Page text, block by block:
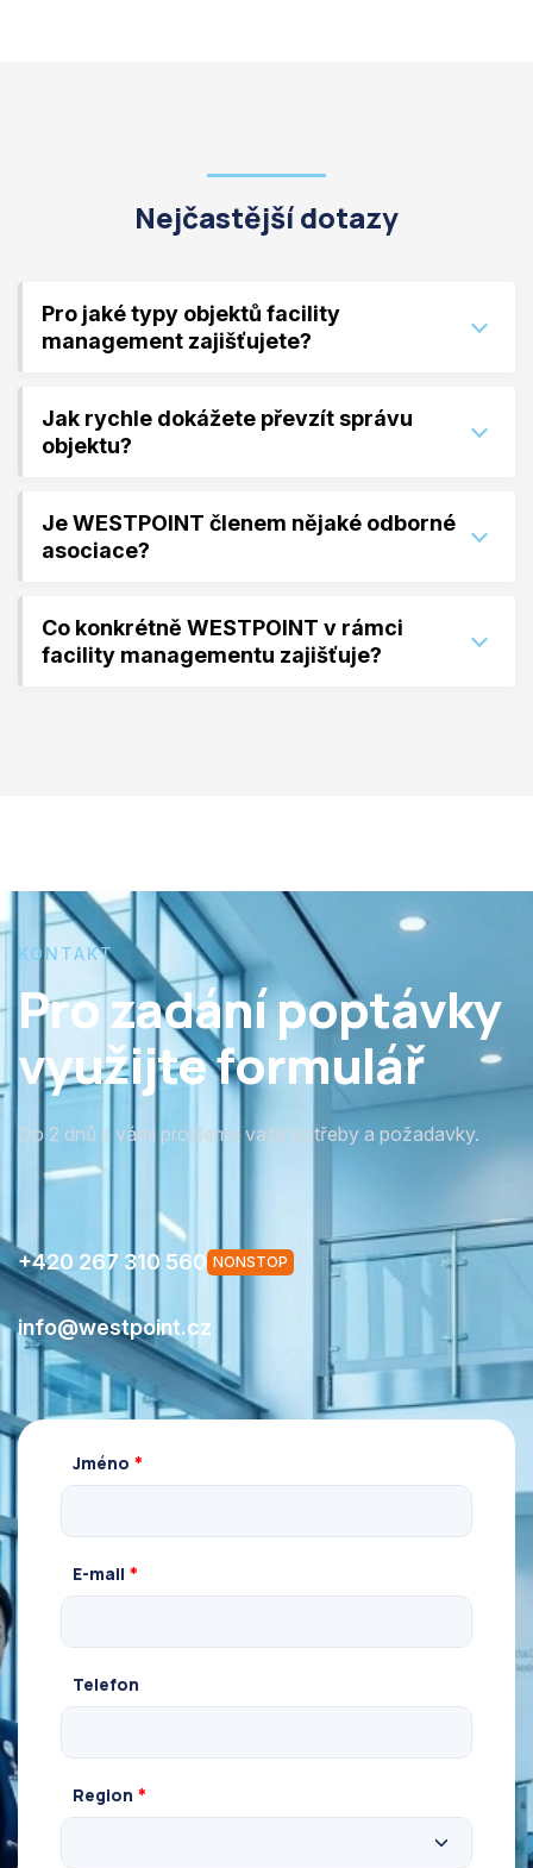
Nejčastější dotazy
Pro jaké typy objektů facility
management zajišťujete?
Jak rychle dokážete převzít správu
objektu?
Je WESTPOINT členem nějaké odborné
asociace?
Co konkrétně WESTPOINT v rámci
facility managementu zajišťuje?
KONTAKT
Pro zadání poptávky
využijte formulář
Do 2 dnů s vámi projdeme vaše potřeby a požadavky.
+420 267 310 560 NONSTOP
info@westpoint.cz
Jméno *
E-mail *
Telefon
Region *